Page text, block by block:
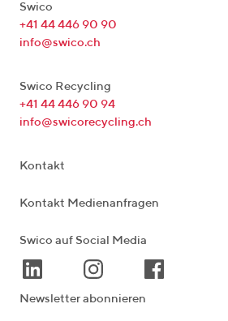
Swico
+41 44 446 90 90
info@swico.ch
Swico Recycling
+41 44 446 90 94
info@swicorecycling.ch
Kontakt
Kontakt Medienanfragen
Swico auf Social Media
Newsletter abonnieren